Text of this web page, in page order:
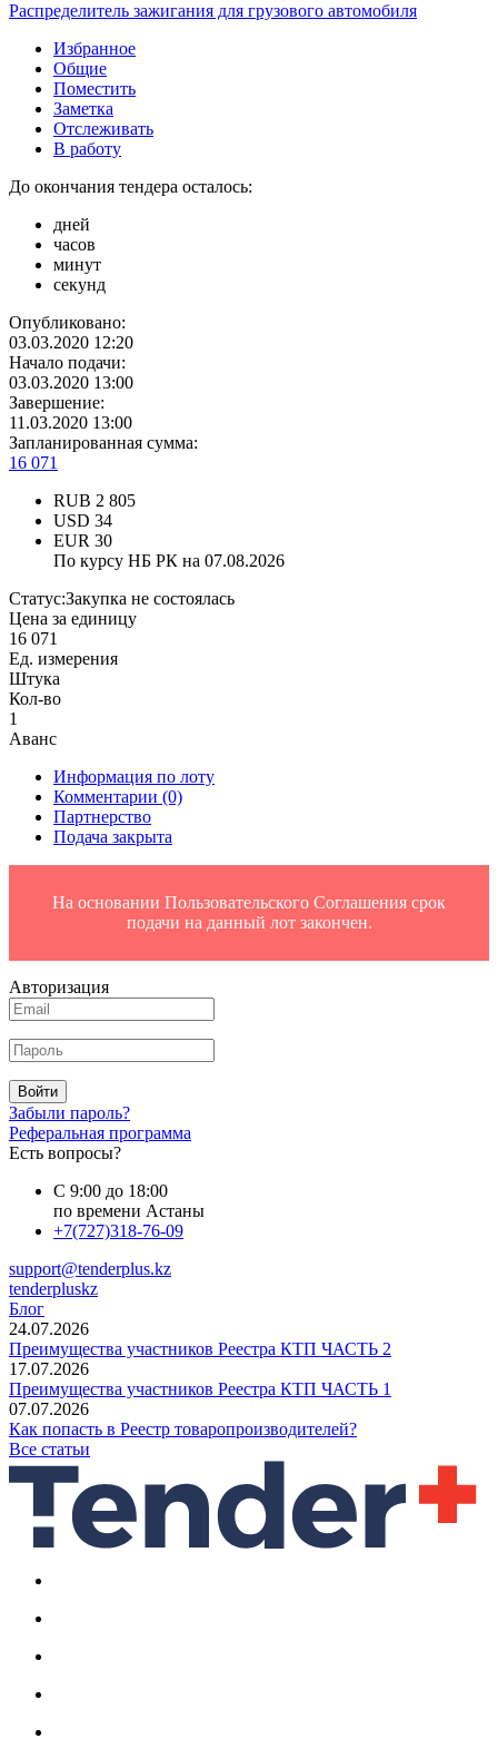
Распределитель зажигания для грузового автомобиля
Избранное
Общие
Поместить
Заметка
Отслеживать
В работу
До окончания тендера осталось:
дней
часов
минут
секунд
Опубликовано:
03.03.2020 12:20
Начало подачи:
03.03.2020 13:00
Завершение:
11.03.2020 13:00
Запланированная сумма:
16 071
RUB 2 805
USD 34
EUR 30
По курсу НБ РК на 07.08.2026
Статус:Закупка не состоялась
Цена за единицу
16 071
Ед. измерения
Штука
Кол-во
1
Аванс
Информация по лоту
Комментарии (0)
Партнерство
Подача закрыта
На основании Пользовательского Соглашения срок
подачи на данный лот закончен.
Авторизация
Войти
Забыли пароль?
Реферальная программа
Есть вопросы?
С 9:00 до 18:00
по времени Астаны
+7(727)318-76-09
support@tenderplus.kz
tenderpluskz
Блог
24.07.2026
Преимущества участников Реестра КТП ЧАСТЬ 2
17.07.2026
Преимущества участников Реестра КТП ЧАСТЬ 1
07.07.2026
Как попасть в Реестр товаропроизводителей?
Все статьи